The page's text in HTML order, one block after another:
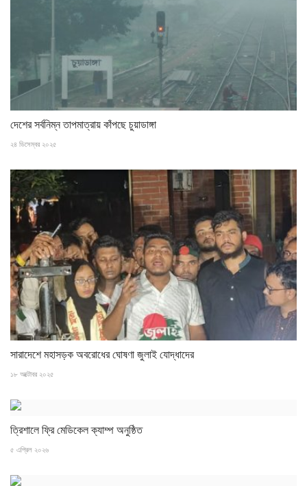
দেশের সর্বনিম্ন তাপমাত্রায় কাঁপছে চুয়াডাঙ্গা
২৪ ডিসেম্বর ২০২৫
সারাদেশে মহাসড়ক অবরোধের ঘোষণা জুলাই যোদ্ধাদের
১৮ অক্টোবর ২০২৫
ত্রিশালে ফ্রি মেডিকেল ক্যাম্প অনুষ্ঠিত
৫ এপ্রিল ২০২৬